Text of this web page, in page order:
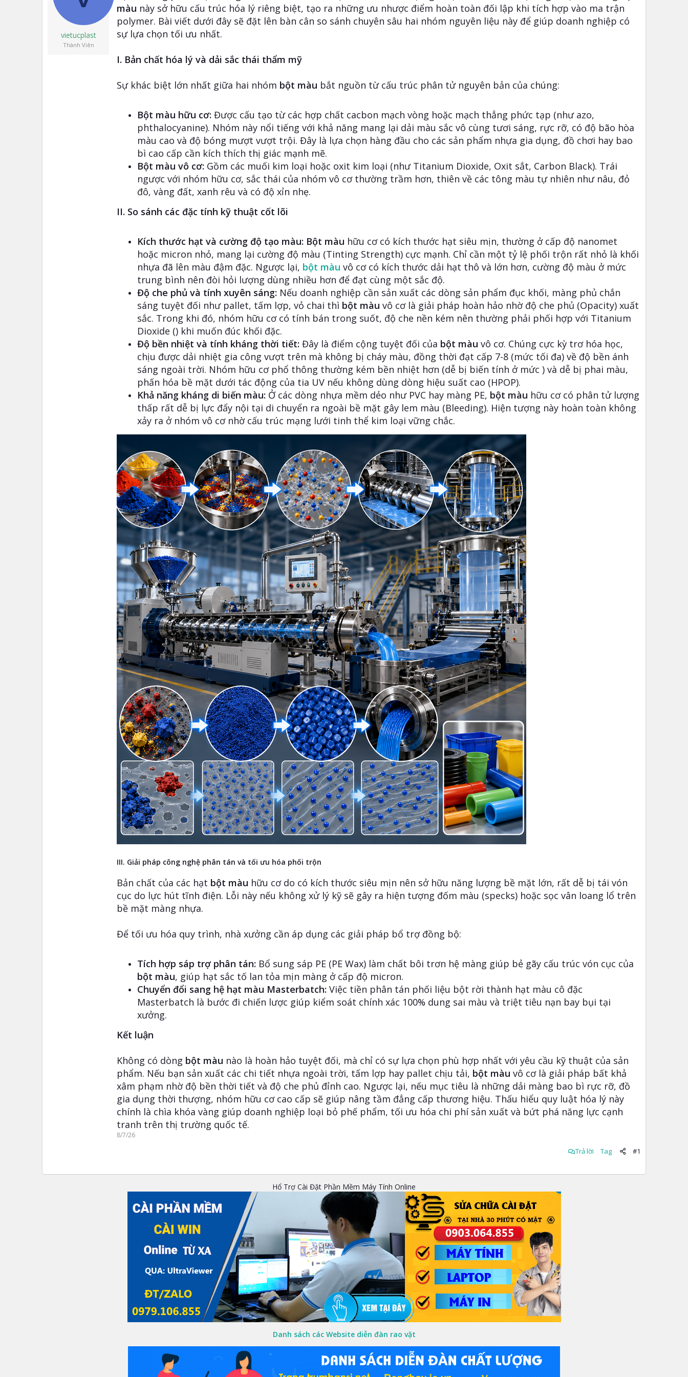
vietucplast
Thành Viên
màu này sở hữu cấu trúc hóa lý riêng biệt, tạo ra những ưu nhược điểm hoàn toàn đối lập khi tích hợp vào ma trận
polymer. Bài viết dưới đây sẽ đặt lên bàn cân so sánh chuyên sâu hai nhóm nguyên liệu này để giúp doanh nghiệp có
sự lựa chọn tối ưu nhất.
I. Bản chất hóa lý và dải sắc thái thẩm mỹ
Sự khác biệt lớn nhất giữa hai nhóm bột màu bắt nguồn từ cấu trúc phân tử nguyên bản của chúng:
Bột màu hữu cơ: Được cấu tạo từ các hợp chất cacbon mạch vòng hoặc mạch thẳng phức tạp (như azo,
phthalocyanine). Nhóm này nổi tiếng với khả năng mang lại dải màu sắc vô cùng tươi sáng, rực rỡ, có độ bão hòa
màu cao và độ bóng mượt vượt trội. Đây là lựa chọn hàng đầu cho các sản phẩm nhựa gia dụng, đồ chơi hay bao
bì cao cấp cần kích thích thị giác mạnh mẽ.
Bột màu vô cơ: Gồm các muối kim loại hoặc oxit kim loại (như Titanium Dioxide, Oxit sắt, Carbon Black). Trái
ngược với nhóm hữu cơ, sắc thái của nhóm vô cơ thường trầm hơn, thiên về các tông màu tự nhiên như nâu, đỏ
đô, vàng đất, xanh rêu và có độ xỉn nhẹ.
II. So sánh các đặc tính kỹ thuật cốt lõi
Kích thước hạt và cường độ tạo màu: Bột màu hữu cơ có kích thước hạt siêu mịn, thường ở cấp độ nanomet
hoặc micron nhỏ, mang lại cường độ màu (Tinting Strength) cực mạnh. Chỉ cần một tỷ lệ phối trộn rất nhỏ là khối
nhựa đã lên màu đậm đặc. Ngược lại, bột màu vô cơ có kích thước dải hạt thô và lớn hơn, cường độ màu ở mức
trung bình nên đòi hỏi lượng dùng nhiều hơn để đạt cùng một sắc độ.
Độ che phủ và tính xuyên sáng: Nếu doanh nghiệp cần sản xuất các dòng sản phẩm đục khối, màng phủ chắn
sáng tuyệt đối như pallet, tấm lợp, vỏ chai thì bột màu vô cơ là giải pháp hoàn hảo nhờ độ che phủ (Opacity) xuất
sắc. Trong khi đó, nhóm hữu cơ có tính bán trong suốt, độ che nền kém nên thường phải phối hợp với Titanium
Dioxide () khi muốn đúc khối đặc.
Độ bền nhiệt và tính kháng thời tiết: Đây là điểm cộng tuyệt đối của bột màu vô cơ. Chúng cực kỳ trơ hóa học,
chịu được dải nhiệt gia công vượt trên mà không bị cháy màu, đồng thời đạt cấp 7-8 (mức tối đa) về độ bền ánh
sáng ngoài trời. Nhóm hữu cơ phổ thông thường kém bền nhiệt hơn (dễ bị biến tính ở mức ) và dễ bị phai màu,
phấn hóa bề mặt dưới tác động của tia UV nếu không dùng dòng hiệu suất cao (HPOP).
Khả năng kháng di biến màu: Ở các dòng nhựa mềm dẻo như PVC hay màng PE, bột màu hữu cơ có phân tử lượng
thấp rất dễ bị lực đẩy nội tại di chuyển ra ngoài bề mặt gây lem màu (Bleeding). Hiện tượng này hoàn toàn không
xảy ra ở nhóm vô cơ nhờ cấu trúc mạng lưới tinh thể kim loại vững chắc.
III. Giải pháp công nghệ phân tán và tối ưu hóa phối trộn
Bản chất của các hạt bột màu hữu cơ do có kích thước siêu mịn nên sở hữu năng lượng bề mặt lớn, rất dễ bị tái vón
cục do lực hút tĩnh điện. Lỗi này nếu không xử lý kỹ sẽ gây ra hiện tượng đốm màu (specks) hoặc sọc vân loang lổ trên
bề mặt màng nhựa.
Để tối ưu hóa quy trình, nhà xưởng cần áp dụng các giải pháp bổ trợ đồng bộ:
Tích hợp sáp trợ phân tán: Bổ sung sáp PE (PE Wax) làm chất bôi trơn hệ màng giúp bẻ gãy cấu trúc vón cục của
bột màu, giúp hạt sắc tố lan tỏa mịn màng ở cấp độ micron.
Chuyển đổi sang hệ hạt màu Masterbatch: Việc tiền phân tán phối liệu bột rời thành hạt màu cô đặc
Masterbatch là bước đi chiến lược giúp kiểm soát chính xác 100% dung sai màu và triệt tiêu nạn bay bụi tại
xưởng.
Kết luận
Không có dòng bột màu nào là hoàn hảo tuyệt đối, mà chỉ có sự lựa chọn phù hợp nhất với yêu cầu kỹ thuật của sản
phẩm. Nếu bạn sản xuất các chi tiết nhựa ngoài trời, tấm lợp hay pallet chịu tải, bột màu vô cơ là giải pháp bất khả
xâm phạm nhờ độ bền thời tiết và độ che phủ đỉnh cao. Ngược lại, nếu mục tiêu là những dải màng bao bì rực rỡ, đồ
gia dụng thời thượng, nhóm hữu cơ cao cấp sẽ giúp nâng tầm đẳng cấp thương hiệu. Thấu hiểu quy luật hóa lý này
chính là chìa khóa vàng giúp doanh nghiệp loại bỏ phế phẩm, tối ưu hóa chi phí sản xuất và bứt phá năng lực cạnh
tranh trên thị trường quốc tế.
8/7/26
Trả lời Tag #1
Hổ Trợ Cài Đặt Phần Mềm Máy Tính Online
Danh sách các Website diễn đàn rao vặt